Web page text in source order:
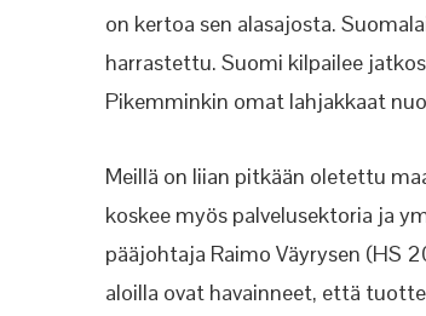
on kertoa sen alasajosta.
harrastettu. Suomi kilpailee
Pikemminkin omat lahjakkaat
Meillä on liian pitkään oletettu
koskee myös palvelusektoria ja
pääjohtaja Raimo Väyrysen (HS
aloilla ovat havainneet, että